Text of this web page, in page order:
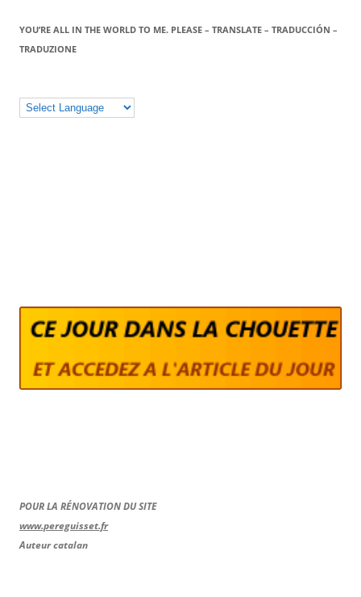
YOU’RE ALL IN THE WORLD TO ME. PLEASE – TRANSLATE – TRADUCCIÓN –
TRADUZIONE
POUR LA RÉNOVATION DU SITE
www.pereguisset.fr
Auteur catalan